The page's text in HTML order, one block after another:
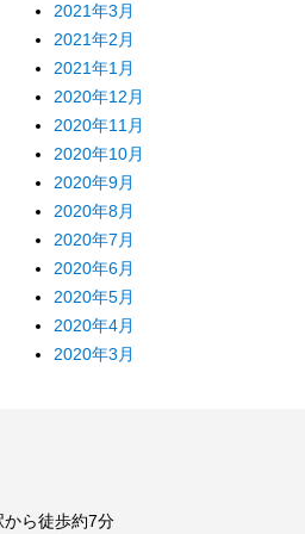
2021年3月
2021年2月
2021年1月
2020年12月
2020年11月
2020年10月
2020年9月
2020年8月
2020年7月
2020年6月
2020年5月
2020年4月
2020年3月
ら徒歩約7分